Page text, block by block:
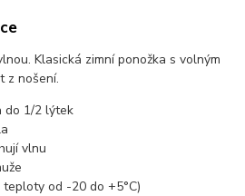
Klasická zimní ponožka s volným
z nošení.
do 1/2 lýtek
vlnu
od -20 do +5°C)